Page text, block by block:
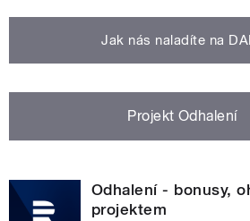
Jak nás naladíte na
Projekt Odhalení
Odhalení - bonusy,
projektem